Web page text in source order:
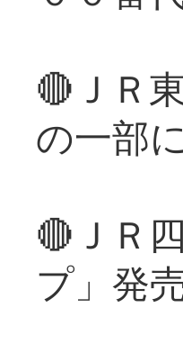
🔴ＪＲ
の一部
🔴ＪＲ
プ」発